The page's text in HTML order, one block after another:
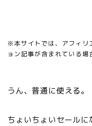
※本サイトでは、アフィリ
ョン記事が含まれている場
うん、普通に使える。
ちょいちょいセール